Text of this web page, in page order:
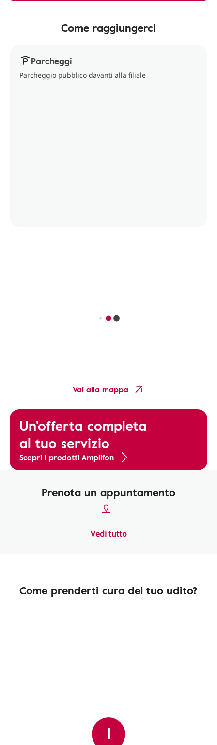
Come raggiungerci
Parcheggi
Parcheggio pubblico davanti alla filiale
Vai alla mappa
Un'offerta completa
al tuo servizio
Scopri i prodotti Amplifon
Prenota un appuntamento
Vedi tutto
Come prenderti cura del tuo udito?
1